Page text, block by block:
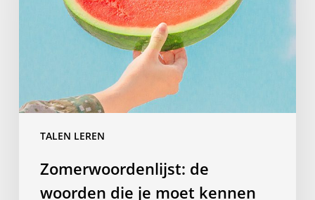
TALEN LEREN
Zomerwoordenlijst: de
woorden die je moet kennen